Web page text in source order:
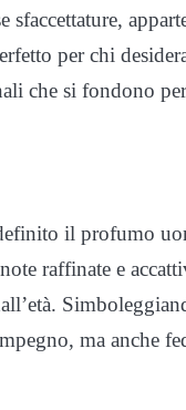
per chi
che si fondono
il profumo
raffinate e
ma anche